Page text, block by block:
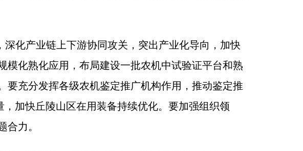
化产业链上下游协同攻关，突出产业化导向，加快
化熟化应用，布局建设一批农机中试验证平台和熟
充分发挥各级农机鉴定推广机构作用，推动鉴定推
加快丘陵山区在用装备持续优化。要加强组织领
合力。